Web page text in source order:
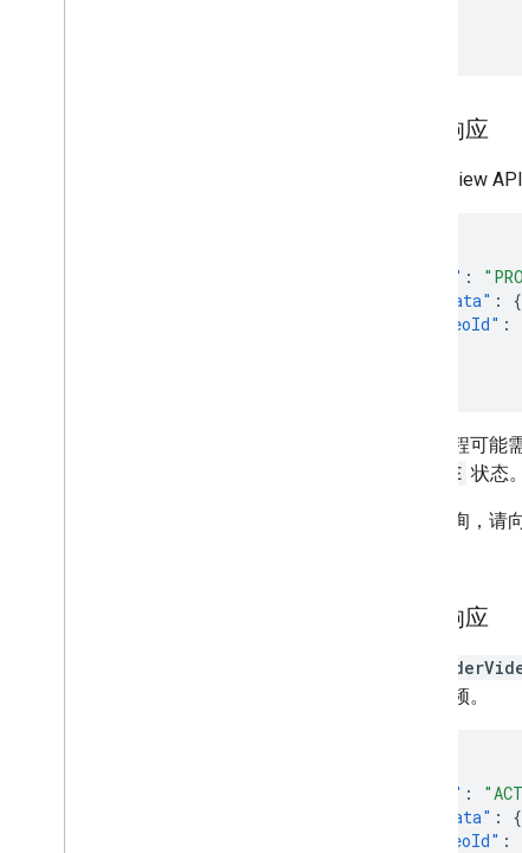
处理响应
Aerial View
"state" :
"metadata" :
{
"videoId" :
渲染过程可
ACTIVE 状态。
如需轮询，请
主动响应
索该视频。
"state" :
"metadata" :
{
"videoId" :